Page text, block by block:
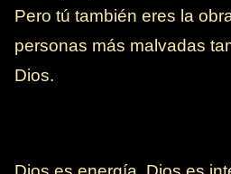
Pero tú también eres la
personas más malvadas
Dios.